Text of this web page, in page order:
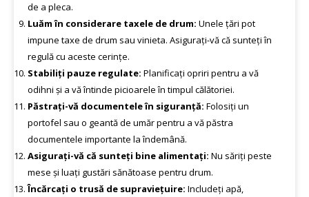
de a pleca.
Luăm în considerare taxele de drum: Unele țări pot
impune taxe de drum sau vinieta. Asigurați-vă că sunteți în
regulă cu aceste cerințe.
Stabiliți pauze regulate: Planificați opriri pentru a vă
odihni și a vă întinde picioarele în timpul călătoriei.
Păstrați-vă documentele în siguranță: Folosiți un
portofel sau o geantă de umăr pentru a vă păstra
documentele importante la îndemână.
Asigurați-vă că sunteți bine alimentați: Nu săriți peste
mese și luați gustări sănătoase pentru drum.
Încărcați o trusă de supraviețuire: Includeți apă,